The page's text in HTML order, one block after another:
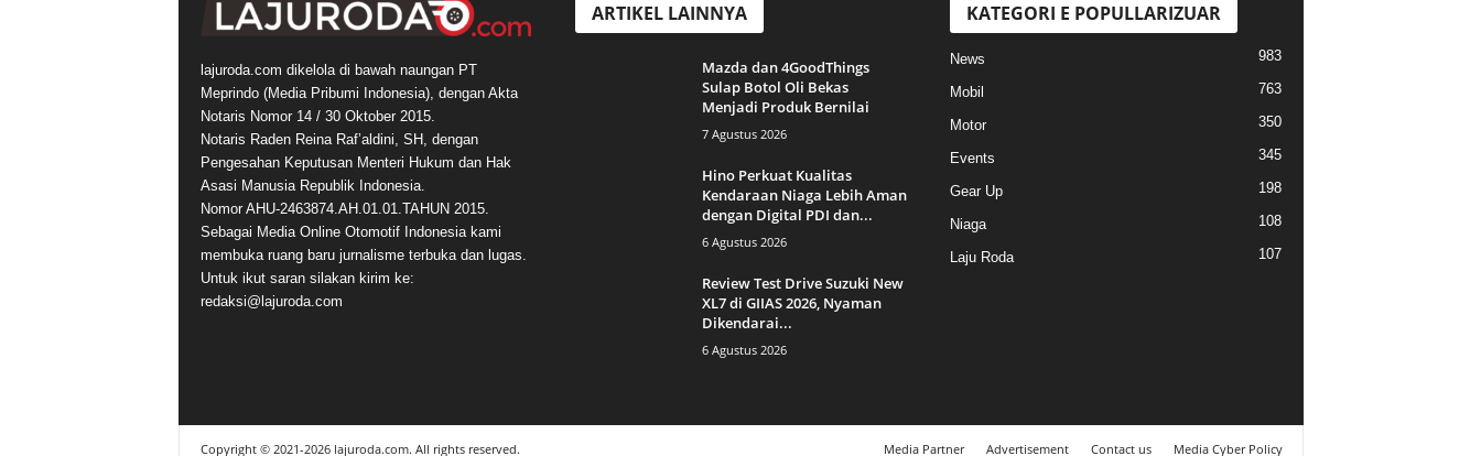
lajuroda.com dikelola di bawah naungan PT
Meprindo (Media Pribumi Indonesia), dengan Akta
Notaris Nomor 14 / 30 Oktober 2015.
Notaris Raden Reina Raf’aldini, SH, dengan
Pengesahan Keputusan Menteri Hukum dan Hak
Asasi Manusia Republik Indonesia.
Nomor AHU-2463874.AH.01.01.TAHUN 2015.
Sebagai Media Online Otomotif Indonesia kami
membuka ruang baru jurnalisme terbuka dan lugas.
Untuk ikut saran silakan kirim ke:
redaksi@lajuroda.com
ARTIKEL LAINNYA
Mazda dan 4GoodThings
Sulap Botol Oli Bekas
Menjadi Produk Bernilai
7 Agustus 2026
Hino Perkuat Kualitas
Kendaraan Niaga Lebih Aman
dengan Digital PDI dan...
6 Agustus 2026
Review Test Drive Suzuki New
XL7 di GIIAS 2026, Nyaman
Dikendarai...
6 Agustus 2026
KATEGORI E POPULLARIZUAR
News 983
Mobil 763
Motor 350
Events 345
Gear Up 198
Niaga 108
Laju Roda 107
Media Partner Advertisement Contact us Media Cyber Policy
Copyright © 2021-2026 lajuroda.com. All rights reserved.